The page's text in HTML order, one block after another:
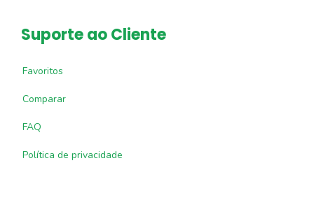
Suporte ao Cliente
Favoritos
Comparar
FAQ
Política de privacidade